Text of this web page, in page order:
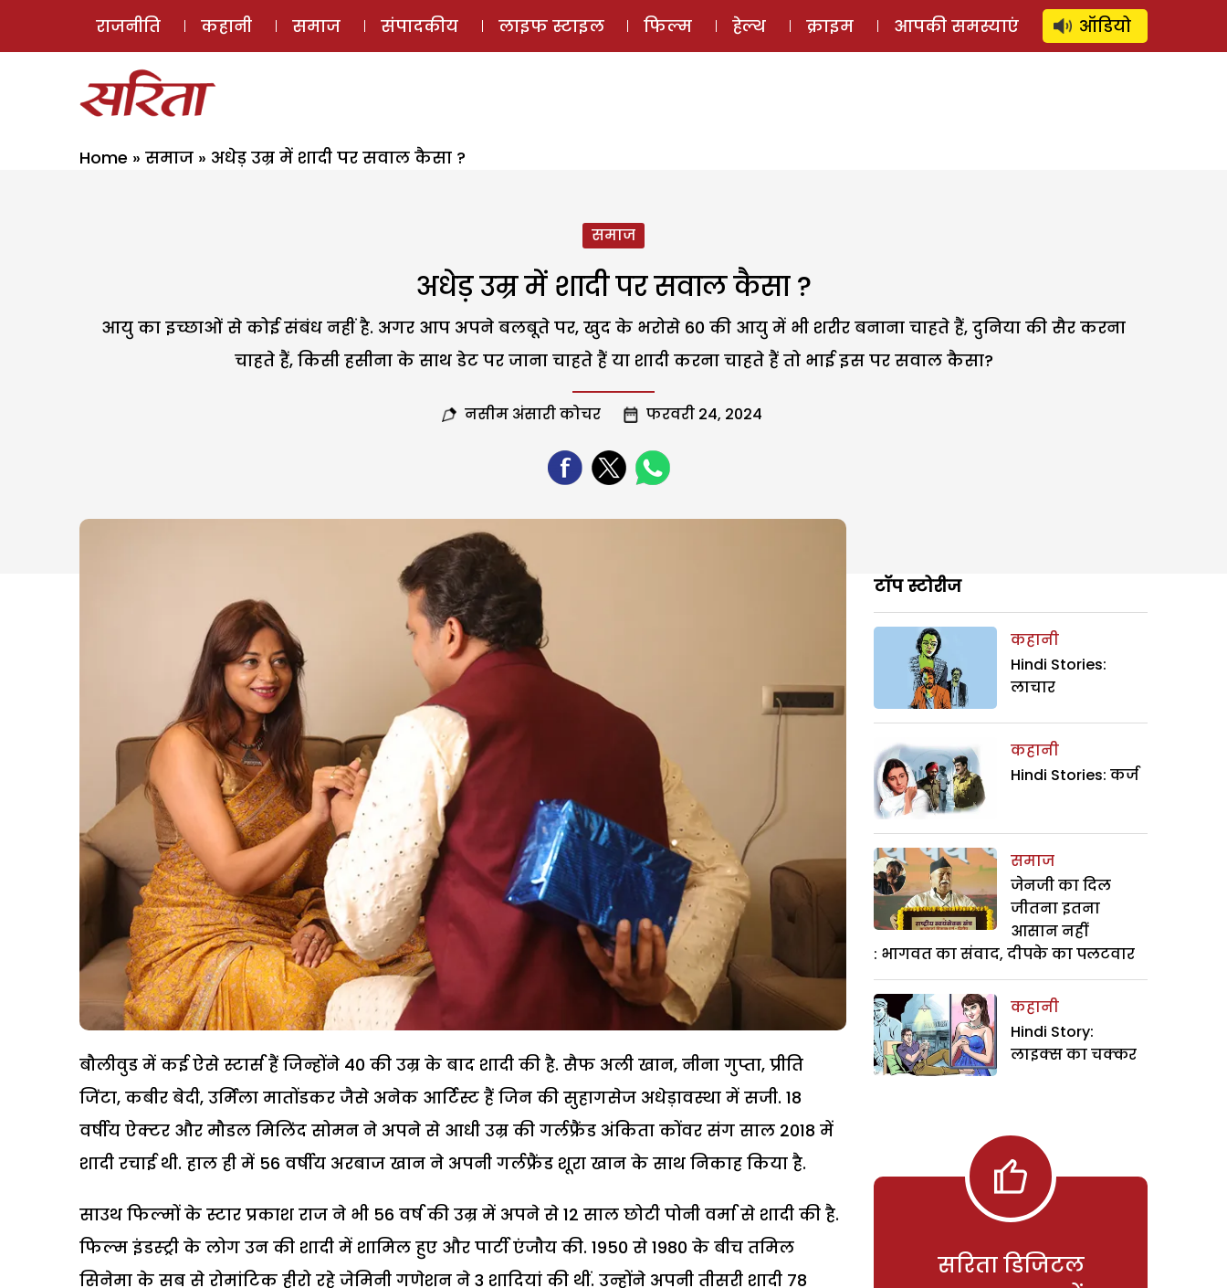
ई-मैगज़ीन ऑडियो स्टोरी लॉग इन ⚲ SUBSCRIBE
राजनीति कहानी समाज संपादकीय लाइफ स्टाइल फिल्म हेल्थ क्राइम आपकी समस्याएं ऑडियो
Home » समाज » अधेड़ उम्र में शादी पर सवाल कैसा ?
समाज
अधेड़ उम्र में शादी पर सवाल कैसा ?
आयु का इच्छाओं से कोई संबंध नहीं है. अगर आप अपने बलबूते पर, खुद के भरोसे 60 की आयु में भी शरीर बनाना चाहते हैं, दुनिया की सैर करना
चाहते हैं, किसी हसीना के साथ डेट पर जाना चाहते हैं या शादी करना चाहते हैं तो भाई इस पर सवाल कैसा?
नसीम अंसारी कोचर फरवरी 24, 2024
बौलीवुड में कई ऐसे स्टार्स हैं जिन्होंने 40 की उम्र के बाद शादी की है. सैफ अली खान, नीना गुप्ता, प्रीति
जिंटा, कबीर बेदी, उर्मिला मातोंडकर जैसे अनेक आर्टिस्ट हैं जिन की सुहागसेज अधेड़ावस्था में सजी. 18
वर्षीय ऐक्टर और मौडल मिलिंद सोमन ने अपने से आधी उम्र की गर्लफ्रैंड अंकिता कोंवर संग साल 2018 में
शादी रचाई थी. हाल ही में 56 वर्षीय अरबाज खान ने अपनी गर्लफ्रैंड शूरा खान के साथ निकाह किया है.
साउथ फिल्मों के स्टार प्रकाश राज ने भी 56 वर्ष की उम्र में अपने से 12 साल छोटी पोनी वर्मा से शादी की है.
फिल्म इंडस्ट्री के लोग उन की शादी में शामिल हुए और पार्टी एंजौय की. 1950 से 1980 के बीच तमिल
सिनेमा के सब से रोमांटिक हीरो रहे जेमिनी गणेशन ने 3 शादियां की थीं. उन्होंने अपनी तीसरी शादी 78
टॉप स्टोरीज
कहानी
Hindi Stories:
लाचार
कहानी
Hindi Stories: कर्ज
समाज
जेनजी का दिल
जीतना इतना
आसान नहीं
: भागवत का संवाद, दीपके का पलटवार
कहानी
Hindi Story:
लाइक्स का चक्कर
सरिता डिजिटल